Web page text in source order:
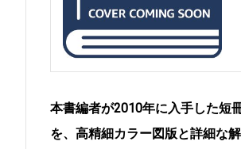
本書編者が2010年に入手した短
を、高精細カラー図版と詳細な